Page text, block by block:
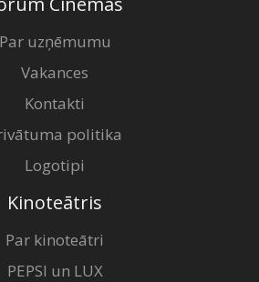
Par uzņēmumu
Vakances
Kontakti
politika
Logotipi
Kinoteātris
Par kinoteātri
PEPSI un LUX